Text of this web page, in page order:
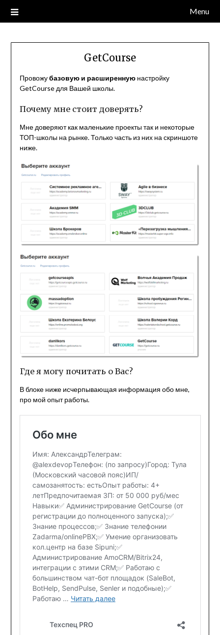
Menu
GetCourse
Провожубазовую и расширеннуюнастройку
GetCourse для Вашей школы.
Почему мне стоит доверять?
Мне доверяют как маленькие проекты так и некоторые
ТОП-школы на рынке. Только часть из них на скриншоте
ниже.
Где я могу почитать о Вас?
В блоке ниже исчерпывающая информация обо мне,
про мой опыт работы.